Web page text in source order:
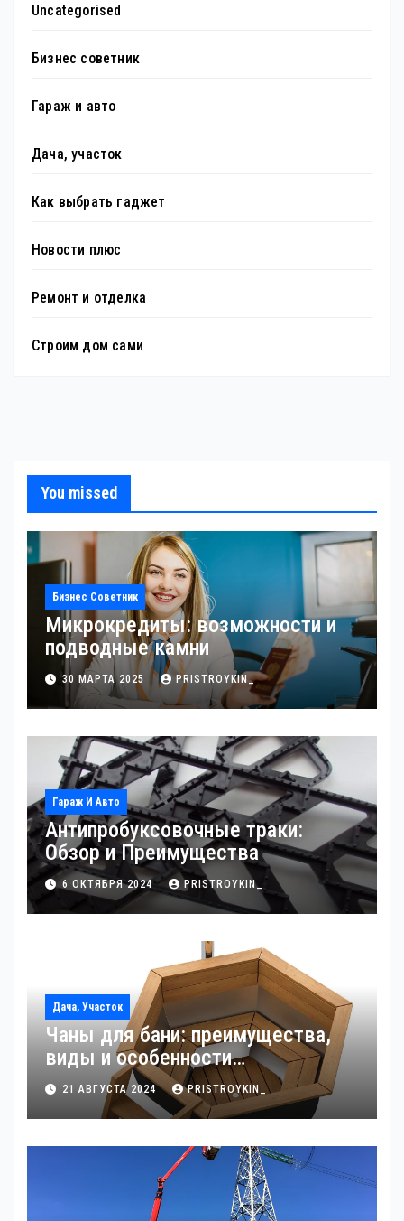
Uncategorised
Бизнес советник
Гараж и авто
Дача, участок
Как выбрать гаджет
Новости плюс
Ремонт и отделка
Строим дом сами
You missed
Бизнес Советник
Микрокредиты: возможности и
подводные камни
30 МАРТА 2025 PRISTROYKIN_
Гараж И Авто
Антипробуксовочные траки:
Обзор и Преимущества
6 ОКТЯБРЯ 2024 PRISTROYKIN_
Дача, Участок
Чаны для бани: преимущества,
виды и особенности
использования
21 АВГУСТА 2024 PRISTROYKIN_